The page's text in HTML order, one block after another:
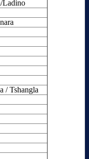
Ladino
/ Tshangla